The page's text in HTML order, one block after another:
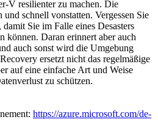
V resilienter zu machen. Die
schnell vonstatten. Vergessen Sie
Sie im Falle eines Desasters
können. Daran erinnert aber auch
auch sonst wird die Umgebung
ersetzt nicht das regelmäßige
auf eine einfache Art und Weise
zu schützen.
https://azure.microsoft.com/de-